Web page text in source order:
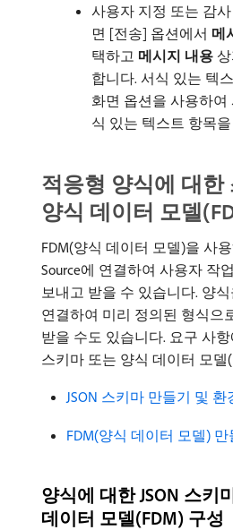
사용자 지정 또는 감
면 [전송] 옵션에서 메
택하고 메시지 내용
합니다. 서식 있는 텍
화면 옵션을 사용하여
식 있는 텍스트 항목
적응형 양식에 대한
양식 데이터 모델
FDM(양식 데이터 모델)을 사
Source에 연결하여 사용자 작
보내고 받을 수 있습니다. 양식
연결하여 미리 정의된 형식으
받을 수도 있습니다. 요구 사항
스키마 또는 양식 데이터 모델
JSON 스키마 만들기 및 환
FDM(양식 데이터 모델) 만
양식에 대한 JSON 스키
데이터 모델(FDM) 구성